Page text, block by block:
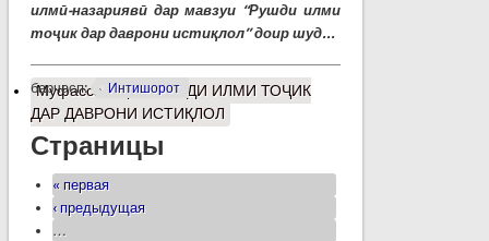
илмӣ-назариявӣ дар мавзуи “Рушди илми
тоҷик дар даврони истиқлол” доир шуд...
барчасп: Интишорот
Муфассалтаро РУШДИ ИЛМИ ТОҶИК
ДАР ДАВРОНИ ИСТИҚЛОЛ
Страницы
« первая
‹ предыдущая
…